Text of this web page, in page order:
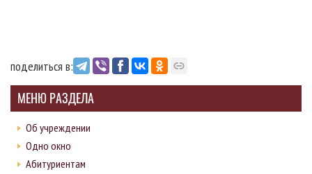
поделиться в:
МЕНЮ РАЗДЕЛА
Об учреждении
Одно окно
Абитуриентам